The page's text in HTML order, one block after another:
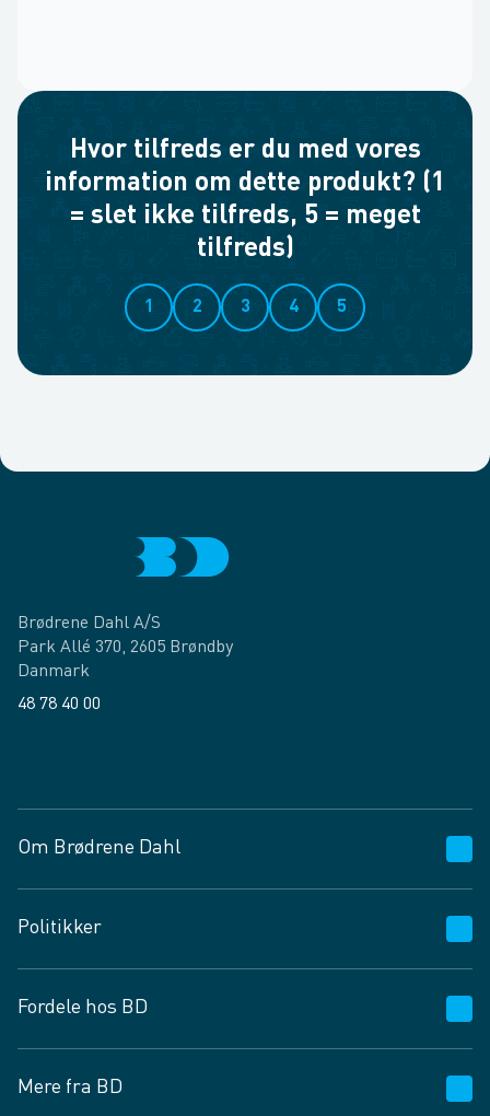
Hvor tilfreds er du med vores
information om dette produkt? (1
= slet ikke tilfreds, 5 = meget
tilfreds)
1 2 3 4 5
Brødrene Dahl A/S
Park Allé 370, 2605 Brøndby
Danmark
48 78 40 00
Om Brødrene Dahl
Vagttelefon 30 10 89 89
Spørgsmål og svar
Job og karriere
Fødevarekontrolrapport
Politikker
Privatlivspolitik
Cookies
Vilkår og betingelser
Fordele hos BD
BD app
Mere fra BD